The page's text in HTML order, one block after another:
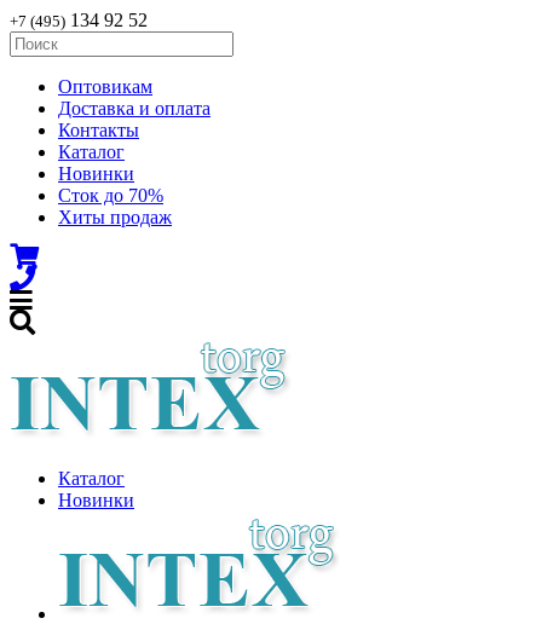
+7 (495) 134 92 52
Оптовикам
Доставка и оплата
Контакты
Каталог
Новинки
Сток до 70%
Хиты продаж
Каталог
Новинки